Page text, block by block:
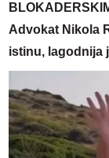
Advokat Nikola
istinu, lagodnija